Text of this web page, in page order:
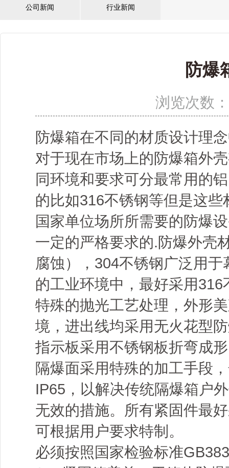
公司新闻 行业新闻
防爆
浏览次数：
防爆箱在不同的材质设计理
对于现在市场上的防爆箱外
同环境和要求可分最常用的
的比如316不锈钢等但是这
国家单位场所所需要的防爆
一定的严格要求的.防爆外壳
腐蚀），304不锈钢广泛用
的工业环境中，最好采用
特殊的抛光工艺处理，外形
境，进出线均采用无火花型
指示板采用不锈钢板折弯成
隔爆面采用特殊的加工手段
IP65，以解决传统隔爆箱户
无效的措施。所有紧固件最
可根据用户要求特制。
必须按照国家检验标准